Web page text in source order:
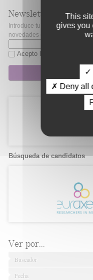
Newsletter
Introduce tu correo
novedades de Fibao.
Acepto la
Búsqueda de candidatos
Ver por...
Buscador
Fecha
This
gives you
✓
✗ Deny all